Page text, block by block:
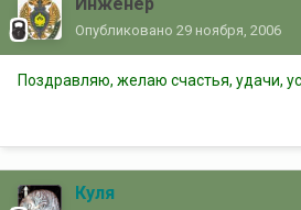
Инженер
Опубликовано 29 ноября, 2006
Поздравляю, желаю счастья, удачи,
Куля